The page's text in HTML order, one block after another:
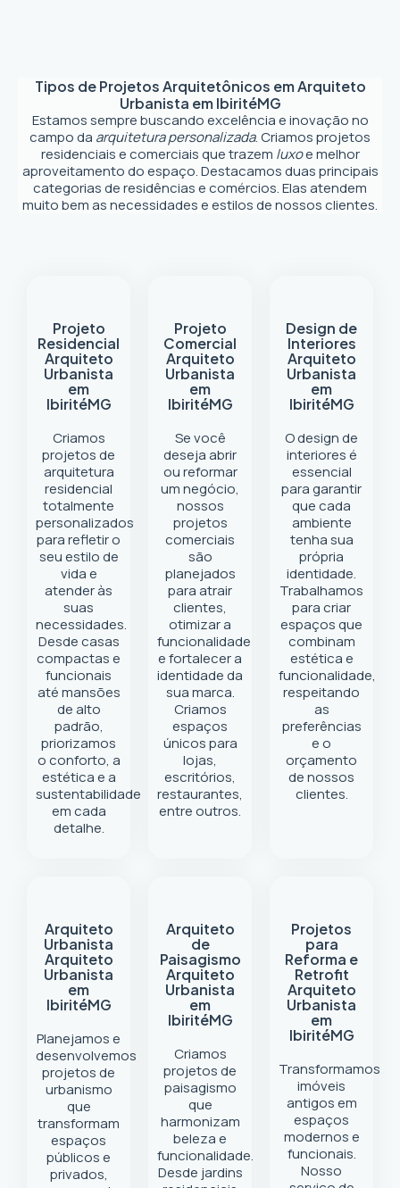
Tipos de Projetos Arquitetônicos emArquiteto
Urbanista em IbiritéMG
Estamos sempre buscando excelência e inovação no
campo da arquitetura personalizada. Criamos projetos
residenciais e comerciais que trazem luxoe melhor
aproveitamento do espaço. Destacamos duas principais
categorias de residências e comércios. Elas atendem
muito bem as necessidades e estilos de nossos clientes.
Projeto
Residencial
Arquiteto
Urbanista
em
IbiritéMG
Criamos
projetos de
arquitetura
residencial
totalmente
personalizados
para refletir o
seu estilo de
vida e
atender às
suas
necessidades.
Desde casas
compactas e
funcionais
até mansões
de alto
padrão,
priorizamos
o conforto, a
estética e a
sustentabilidade
em cada
detalhe.
Projeto
Comercial
Arquiteto
Urbanista
em
IbiritéMG
Se você
deseja abrir
ou reformar
um negócio,
nossos
projetos
comerciais
são
planejados
para atrair
clientes,
otimizar a
funcionalidade
e fortalecer a
identidade da
sua marca.
Criamos
espaços
únicos para
lojas,
escritórios,
restaurantes,
entre outros.
Design de
Interiores
Arquiteto
Urbanista
em
IbiritéMG
O design de
interiores é
essencial
para garantir
que cada
ambiente
tenha sua
própria
identidade.
Trabalhamos
para criar
espaços que
combinam
estética e
funcionalidade,
respeitando
as
preferências
e o
orçamento
de nossos
clientes.
Arquiteto
Urbanista
Arquiteto
Urbanista
em
IbiritéMG
Planejamos e
desenvolvemos
projetos de
urbanismo
que
transformam
espaços
públicos e
privados,
Arquiteto
de
Paisagismo
Arquiteto
Urbanista
em
IbiritéMG
Criamos
projetos de
paisagismo
que
harmonizam
beleza e
funcionalidade.
Desde jardins
Projetos
para
Reforma e
Retrofit
Arquiteto
Urbanista
em
IbiritéMG
Transformamos
imóveis
antigos em
espaços
modernos e
funcionais.
Nosso